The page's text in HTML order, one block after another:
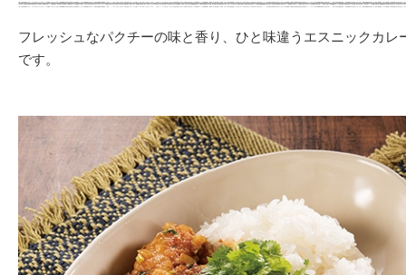
フレッシュなパクチーの味と香り、ひと味違うエスニックカレ
です。